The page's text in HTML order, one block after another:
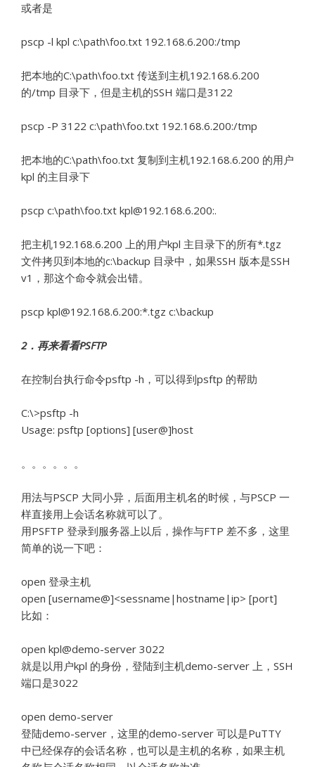
或者是
pscp -l kpl c:\path\foo.txt 192.168.6.200:/tmp
把本地的C:\path\foo.txt 传送到主机192.168.6.200
的/tmp 目录下，但是主机的SSH 端口是3122
pscp -P 3122 c:\path\foo.txt 192.168.6.200:/tmp
把本地的C:\path\foo.txt 复制到主机192.168.6.200 的用户
kpl 的主目录下
pscp c:\path\foo.txt kpl@192.168.6.200:.
把主机192.168.6.200 上的用户kpl 主目录下的所有*.tgz
文件拷贝到本地的c:\backup 目录中，如果SSH 版本是SSH
v1，那这个命令就会出错。
pscp kpl@192.168.6.200:*.tgz c:\backup
2．再来看看PSFTP
在控制台执行命令psftp -h，可以得到psftp 的帮助
C:\>psftp -h
Usage: psftp [options] [user@]host
。。。。。。
用法与PSCP 大同小异，后面用主机名的时候，与PSCP 一
样直接用上会话名称就可以了。
用PSFTP 登录到服务器上以后，操作与FTP 差不多，这里
简单的说一下吧：
open 登录主机
open [username@]<sessname|hostname|ip> [port]
比如：
open kpl@demo-server 3022
就是以用户kpl 的身份，登陆到主机demo-server 上，SSH
端口是3022
open demo-server
登陆demo-server，这里的demo-server 可以是PuTTY
中已经保存的会话名称，也可以是主机的名称，如果主机